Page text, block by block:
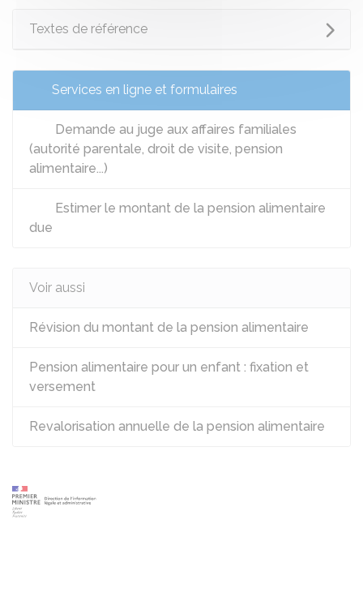
Textes de référence
Services en ligne et formulaires
Demande au juge aux affaires familiales
(autorité parentale, droit de visite, pension
alimentaire...)
Estimer le montant de la pension alimentaire
due
Voir aussi
Révision du montant de la pension alimentaire
Pension alimentaire pour un enfant : fixation et
versement
Revalorisation annuelle de la pension alimentaire